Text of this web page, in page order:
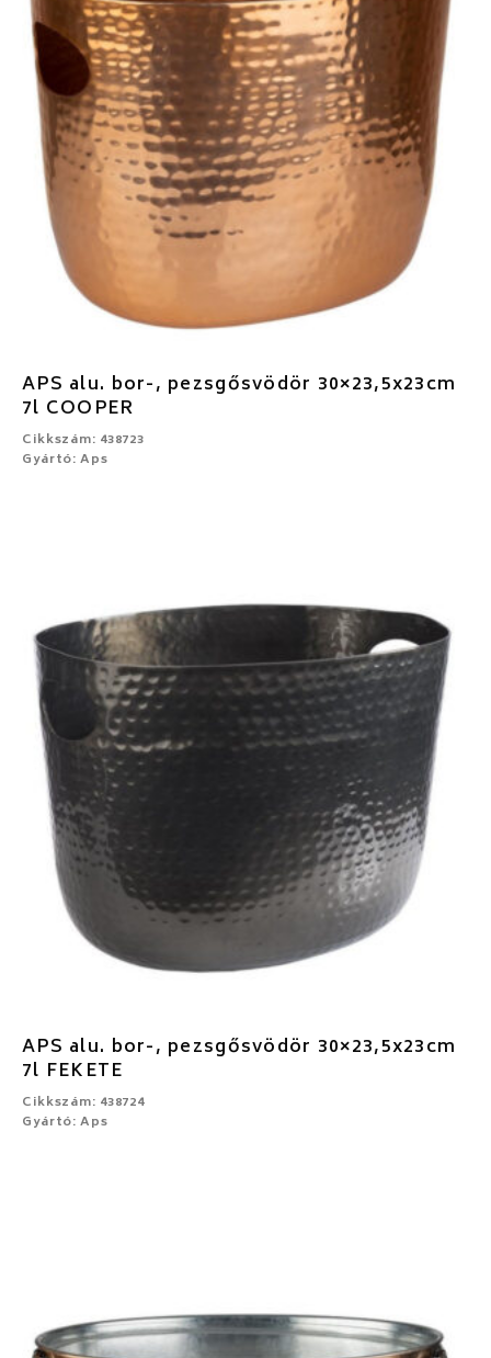
APS alu. bor-, pezsgősvödör 30×23,5x23cm
7l COOPER
Cikkszám: 438723
Gyártó: Aps
APS alu. bor-, pezsgősvödör 30×23,5x23cm
7l FEKETE
Cikkszám: 438724
Gyártó: Aps